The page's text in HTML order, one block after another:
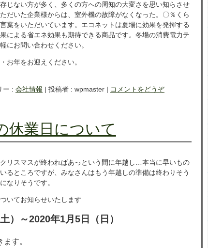
じない方が多く、多くの方への周知の大変さを思い知らさせ
だいた企業様からは、室外機の故障がなくなった。〇％くら
葉をいただいています。エコネットは夏場に効果を発揮する
による省エネ効果も期待できる商品です。冬場の消費電力テ
にお問い合わせください。
お年をお迎えください。
ー : 会社情報 | 投稿者 : wpmaster | コメントをどうぞ
休業日について
リスマスが終わればあっという間に年越し…本当に早いもの
るところですが、みなさんはもう年越しの準備は終わりそう
なりそうです。
いてお知らせいたします
）～2020年1月5日（日）
す。